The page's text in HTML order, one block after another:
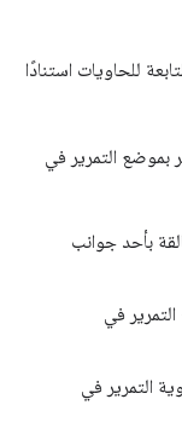
للحاويات استنادًا
بموضع التمرير في
بأحد جوانب
في
التمرير في